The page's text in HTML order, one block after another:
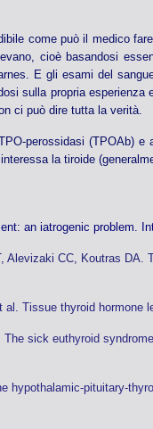
come può il medico
cioè basandosi
E gli esami del
sulla propria
ci può dire tutta la verità.
perossidasi (TPOAb)
la tiroide
an iatrogenic problem.
Alevizaki CC, Koutras
Tissue thyroid
sick euthyroid
hypothalamic-pituitary-